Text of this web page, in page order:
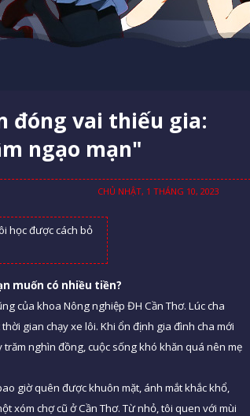
đóng vai thiếu gia:
ngạo mạn"
CHỦ NHẬT, 1 THÁNG 10, 2023
muốn có nhiều tiền?
của khoa Nông nghiệp ĐH Cần Thơ. Lúc cha
gian chạy xe lôi. Khi ổn định gia đình cha mới
nghìn đồng, cuộc sống khó khăn quá nên mẹ
giờ quên được khuôn mặt, ánh mắt khắc khổ,
xóm chợ cũ ở Cần Thơ. Từ nhỏ, tôi quen với mùi